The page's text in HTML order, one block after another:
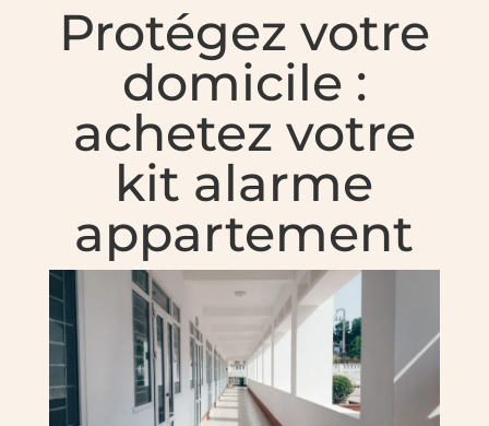
Protégez votre
domicile :
achetez votre
kit alarme
appartement